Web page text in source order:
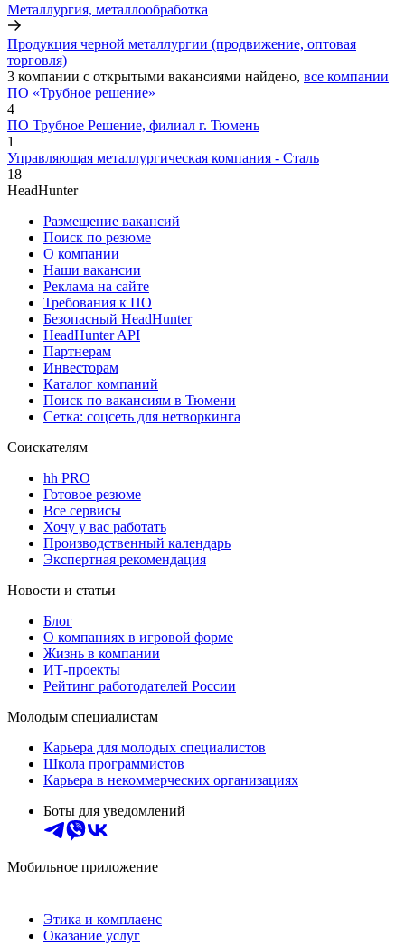
Металлургия, металлообработка
Продукция черной металлургии (продвижение, оптовая
торговля)
3 компании с открытыми вакансиями найдено, все компании
ПО «Трубное решение»
4
ПО Трубное Решение, филиал г. Тюмень
1
Управляющая металлургическая компания - Сталь
18
HeadHunter
Размещение вакансий
Поиск по резюме
О компании
Наши вакансии
Реклама на сайте
Требования к ПО
Безопасный HeadHunter
HeadHunter API
Партнерам
Инвесторам
Каталог компаний
Поиск по вакансиям в Тюмени
Сетка: соцсеть для нетворкинга
Соискателям
hh PRO
Готовое резюме
Все сервисы
Хочу у вас работать
Производственный календарь
Экспертная рекомендация
Новости и статьи
Блог
О компаниях в игровой форме
Жизнь в компании
ИТ-проекты
Рейтинг работодателей России
Молодым специалистам
Карьера для молодых специалистов
Школа программистов
Карьера в некоммерческих организациях
Боты для уведомлений
Мобильное приложение
Этика и комплаенс
Оказание услуг